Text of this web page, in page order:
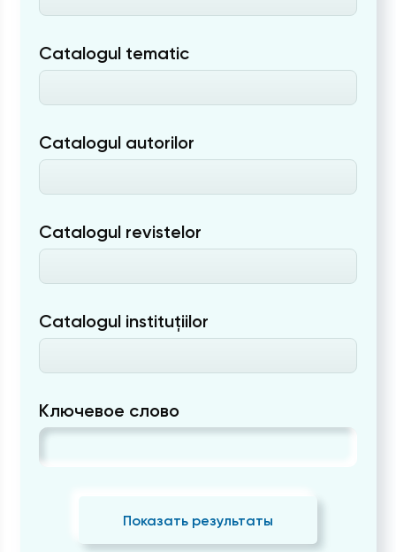
Catalogul tematic
Catalogul autorilor
Catalogul revistelor
Catalogul instituțiilor
Ключевое слово
Показать результаты